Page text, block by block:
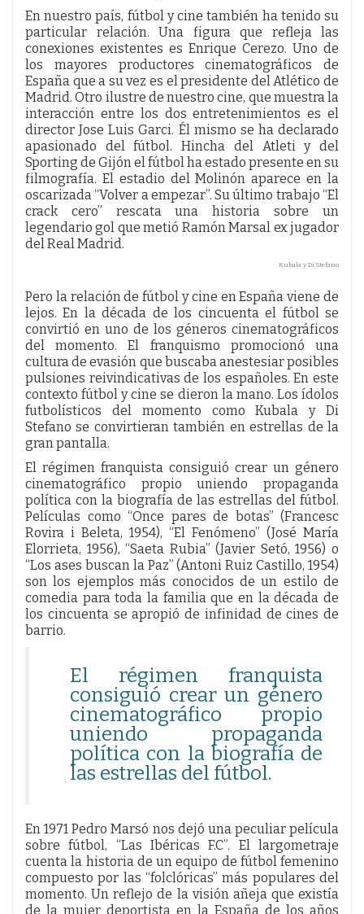
En nuestro país, fútbol y cine también ha tenido su
particular relación. Una figura que refleja las
conexiones existentes es Enrique Cerezo. Uno de
los mayores productores cinematográficos de
España que a su vez es el presidente del Atlético de
Madrid. Otro ilustre de nuestro cine, que muestra la
interacción entre los dos entretenimientos es el
director Jose Luis Garci. Él mismo se ha declarado
apasionado del fútbol. Hincha del Atleti y del
Sporting de Gijón el fútbol ha estado presente en su
filmografía. El estadio del Molinón aparece en la
oscarizada “Volver a empezar”. Su último trabajo “El
crack cero” rescata una historia sobre un
legendario gol que metió Ramón Marsal ex jugador
del Real Madrid.
Kubala y Di Stefano
Pero la relación de fútbol y cine en España viene de
lejos. En la década de los cincuenta el fútbol se
convirtió en uno de los géneros cinematográficos
del momento. El franquismo promocionó una
cultura de evasión que buscaba anestesiar posibles
pulsiones reivindicativas de los españoles. En este
contexto fútbol y cine se dieron la mano. Los ídolos
futbolísticos del momento como Kubala y Di
Stefano se convirtieran también en estrellas de la
gran pantalla.
El régimen franquista consiguió crear un género
cinematográfico propio uniendo propaganda
política con la biografía de las estrellas del fútbol.
Películas como “Once pares de botas” (Francesc
Rovira i Beleta, 1954), “El Fenómeno” (José María
Elorrieta, 1956), “Saeta Rubia” (Javier Setó, 1956) o
“Los ases buscan la Paz” (Antoni Ruiz Castillo, 1954)
son los ejemplos más conocidos de un estilo de
comedia para toda la familia que en la década de
los cincuenta se apropió de infinidad de cines de
barrio.
El régimen franquista
consiguió crear un género
cinematográfico propio
uniendo propaganda
política con la biografía de
las estrellas del fútbol.
En 1971 Pedro Marsó nos dejó una peculiar película
sobre fútbol, “Las Ibéricas F.C”. El largometraje
cuenta la historia de un equipo de fútbol femenino
compuesto por las “folclóricas” más populares del
momento. Un reflejo de la visión añeja que existía
de la mujer deportista en la España de los años